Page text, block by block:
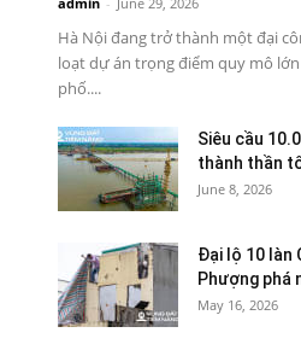
Hà Nội đang trở thành một đại
loạt dự án trọng điểm quy mô
phố....
Siêu cầu
thành thần
June 8, 2026
Đại lộ 10 làn
Phượng phá
May 16, 2026